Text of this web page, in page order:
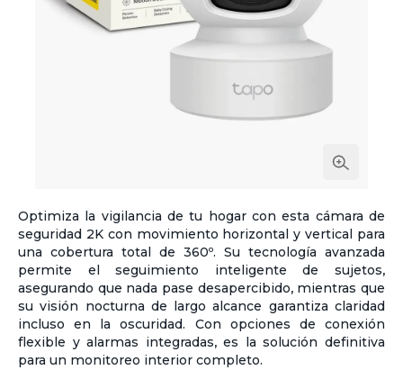
Optimiza la vigilancia de tu hogar con esta cámara de
seguridad 2K con movimiento horizontal y vertical para
una cobertura total de 360º. Su tecnología avanzada
permite el seguimiento inteligente de sujetos,
asegurando que nada pase desapercibido, mientras que
su visión nocturna de largo alcance garantiza claridad
incluso en la oscuridad. Con opciones de conexión
flexible y alarmas integradas, es la solución definitiva
para un monitoreo interior completo.